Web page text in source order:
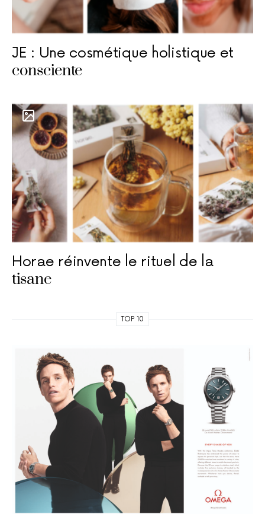
JE : Une cosmétique holistique et
consciente
Horae réinvente le rituel de la
tisane
TOP 10